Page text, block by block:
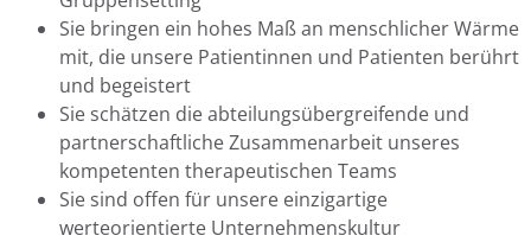
Sie bringen ein hohes Maß an menschlicher Wärme
mit, die unsere Patientinnen und Patienten berührt
und begeistert
Sie schätzen die abteilungsübergreifende und
partnerschaftliche Zusammenarbeit unseres
kompetenten therapeutischen Teams
Sie sind offen für unsere einzigartige
werteorientierte Unternehmenskultur